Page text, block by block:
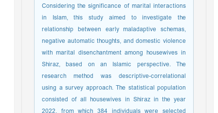
Considering the significance of marital interactions
in Islam, this study aimed to investigate the
relationship between early maladaptive schemas,
negative automatic thoughts, and domestic violence
with marital disenchantment among housewives in
Shiraz, based on an Islamic perspective. The
research method was descriptive-correlational
using a survey approach. The statistical population
consisted of all housewives in Shiraz in the year